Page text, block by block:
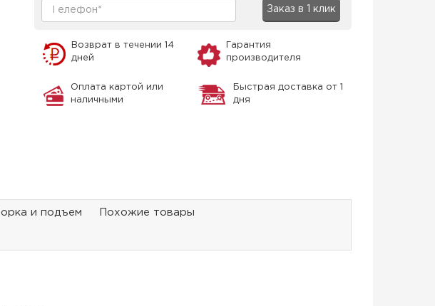
Заказ в 1 клик
Возврат в течении 14
дней
Гарантия
производителя
Оплата картой или
наличными
Быстрая доставка от 1
дня
и подъем Похожие товары